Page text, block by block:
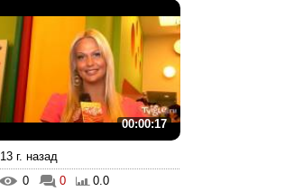
00:00:17
13 г. назад
0
0 0.0